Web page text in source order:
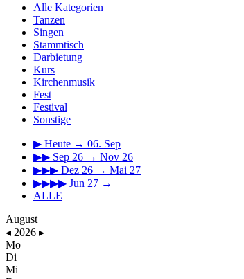
Alle Kategorien
Tanzen
Singen
Stammtisch
Darbietung
Kurs
Kirchenmusik
Fest
Festival
Sonstige
▶ Heute → 06. Sep
▶▶ Sep 26 → Nov 26
▶▶▶ Dez 26 → Mai 27
▶▶▶▶ Jun 27 →
ALLE
August
◂ 2026 ▸
Mo
Di
Mi